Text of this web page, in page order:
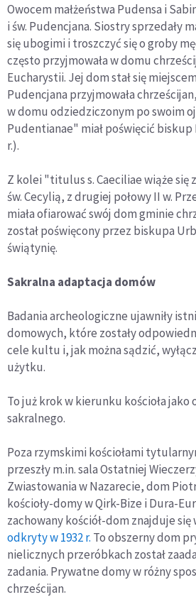
Owocem małżeństwa Pudensa i
i św. Pudencjana. Siostry sprzedały
się ubogimi i troszczyć się o groby
często przyjmowała w domu
Eucharystii. Jej dom stał się
Pudencjana przyjmowała
w domu odziedziczonym po swoim
Pudentianae" miał poświęcić biskup
r.).
Z kolei "titulus s. Caeciliae wiąże się
św. Cecylią, z drugiej połowy II w.
miała ofiarować swój dom gminie
został poświęcony przez biskupa
świątynię.
Sakralna adaptacja domów
Badania archeologiczne ujawniły
domowych, które zostały
cele kultu i, jak można sądzić,
użytku.
To już krok w kierunku kościoła
sakralnego.
Poza rzymskimi kościołami
przeszły m.in. sala Ostatniej
Zwiastowania w Nazarecie, dom
kościoły-domy w Qirk-Bize i Dura-
zachowany kościół-dom znajduje się
odkryty w 1932 r. To obszerny dom
nielicznych przeróbkach został
zadania. Prywatne domy w różny
chrześcijan.